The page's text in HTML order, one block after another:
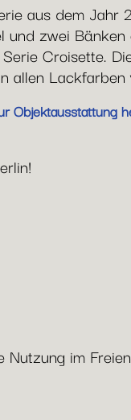
aus dem
und zwei
Croisette.
allen
im